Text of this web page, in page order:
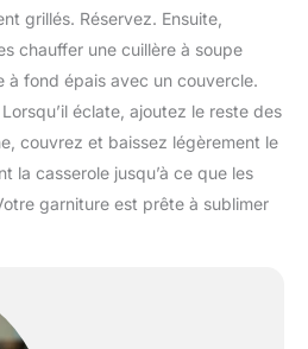
grillés. Réservez. Ensuite,
chauffer une cuillère à soupe
à fond épais avec un couvercle.
éclate, ajoutez le reste des
couvrez et baissez légèrement le
la casserole jusqu’à ce que les
garniture est prête à sublimer